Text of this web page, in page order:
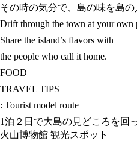
その時の気分で、島の味を島の
Drift through the town at your own
Share the island’s flavors with
the people who call it home.
FOOD
TRAVEL TIPS
: Tourist model route
1泊２日で大島の見どころを回
火山博物館 観光スポット